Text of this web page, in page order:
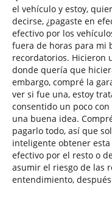
el vehículo y estoy,
decirse, ¿pagaste en
efectivo por los
fuera de horas para mi
recordatorios. Hicieron
donde quería que
embargo, compré la
ver si fue una, estoy
consentido un poco
una buena idea.
pagarlo todo, así que
inteligente obtener
efectivo por el resto o
asumir el riesgo de las
entendimiento,